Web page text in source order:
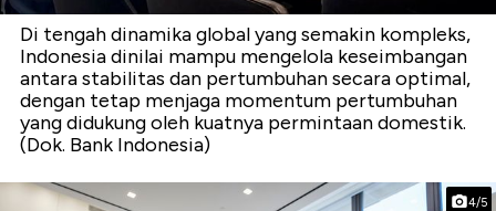
Di tengah dinamika global yang semakin kompleks,
Indonesia dinilai mampu mengelola keseimbangan
antara stabilitas dan pertumbuhan secara optimal,
dengan tetap menjaga momentum pertumbuhan
yang didukung oleh kuatnya permintaan domestik.
(Dok. Bank Indonesia)
4/5